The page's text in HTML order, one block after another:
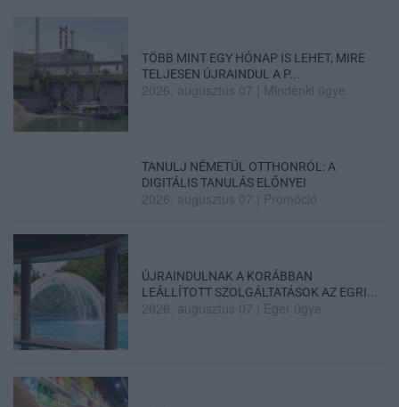
TÖBB MINT EGY HÓNAP IS LEHET, MIRE
TELJESEN ÚJRAINDUL A P...
2026. augusztus 07 Mindenki ügye
TANULJ NÉMETÜL OTTHONRÓL: A
DIGITÁLIS TANULÁS ELŐNYEI
2026. augusztus 07 Promóció
ÚJRAINDULNAK A KORÁBBAN
LEÁLLÍTOTT SZOLGÁLTATÁSOK AZ EGRI...
2026. augusztus 07 Eger ügye